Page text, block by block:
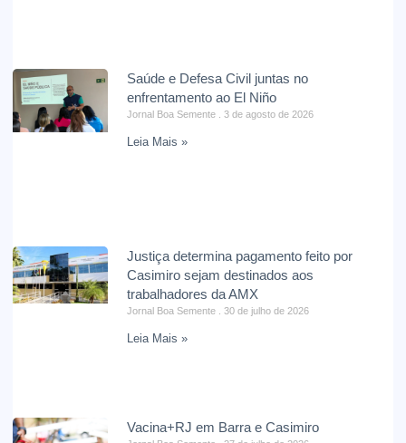
Saúde e Defesa Civil juntas no
enfrentamento ao El Niño
Jornal Boa Semente 3 de agosto de 2026
Leia Mais »
Justiça determina pagamento feito por
Casimiro sejam destinados aos
trabalhadores da AMX
Jornal Boa Semente 30 de julho de 2026
Leia Mais »
Vacina+RJ em Barra e Casimiro